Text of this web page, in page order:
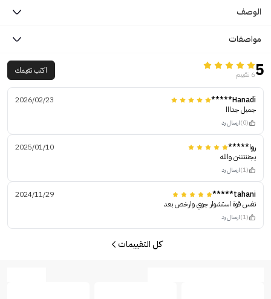
الوصف
مواصفات
56 تقييم اكتب تقيمك
Hanadi*****
2026/02/23
جميل جدااا
(0) ارسال رد
روا*****
2025/01/10
يجننننننن والله
(1) ارسال رد
tahani*****
2024/11/29
نفس قوة استشوار جوي وارخص بعد
(1) ارسال رد
كل التقييمات